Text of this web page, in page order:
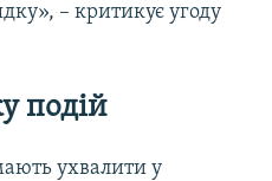
– критикує угоду
подій
ухвалити у